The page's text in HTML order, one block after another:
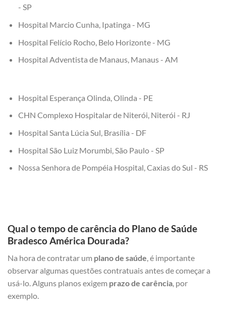
- SP
Hospital Marcio Cunha, Ipatinga - MG
Hospital Felício Rocho, Belo Horizonte - MG
Hospital Adventista de Manaus, Manaus - AM
Hospital Esperança Olinda, Olinda - PE
CHN Complexo Hospitalar de Niterói, Niterói - RJ
Hospital Santa Lúcia Sul, Brasília - DF
Hospital São Luiz Morumbi, São Paulo - SP
Nossa Senhora de Pompéia Hospital, Caxias do Sul - RS
Qual o tempo de carência do Plano de Saúde
Bradesco América Dourada?
Na hora de contratar um plano de saúde, é importante
observar algumas questões contratuais antes de começar a
usá-lo. Alguns planos exigem prazo de carência, por
exemplo.